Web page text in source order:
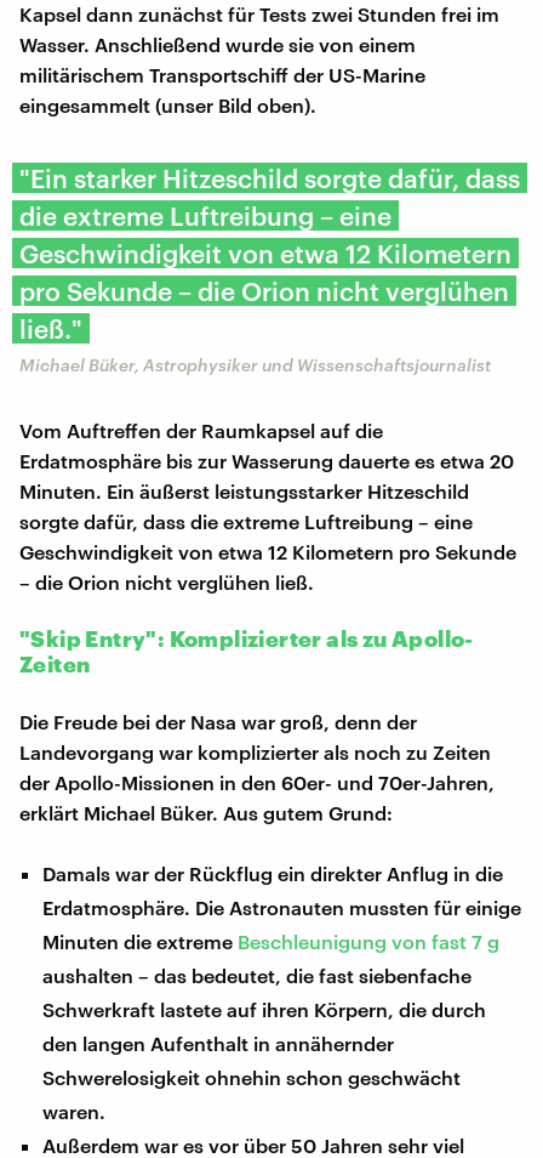
Kapsel dann zunächst für Tests zwei Stunden frei im
Wasser. Anschließend wurde sie von einem
militärischem Transportschiff der US-Marine
eingesammelt (unser Bild oben).
"Ein starker Hitzeschild sorgte dafür, dass
die extreme Luftreibung – eine
Geschwindigkeit von etwa 12 Kilometern
pro Sekunde – die Orion nicht verglühen
ließ."
Michael Büker, Astrophysiker und Wissenschaftsjournalist
Vom Auftreffen der Raumkapsel auf die
Erdatmosphäre bis zur Wasserung dauerte es etwa 20
Minuten. Ein äußerst leistungsstarker Hitzeschild
sorgte dafür, dass die extreme Luftreibung – eine
Geschwindigkeit von etwa 12 Kilometern pro Sekunde
– die Orion nicht verglühen ließ.
"Skip Entry": Komplizierter als zu Apollo-
Zeiten
Die Freude bei der Nasa war groß, denn der
Landevorgang war komplizierter als noch zu Zeiten
der Apollo-Missionen in den 60er- und 70er-Jahren,
erklärt Michael Büker. Aus gutem Grund:
Damals war der Rückflug ein direkter Anflug in die
Erdatmosphäre. Die Astronauten mussten für einige
Minuten die extreme Beschleunigung von fast 7 g
aushalten – das bedeutet, die fast siebenfache
Schwerkraft lastete auf ihren Körpern, die durch
den langen Aufenthalt in annähernder
Schwerelosigkeit ohnehin schon geschwächt
waren.
Außerdem war es vor über 50 Jahren sehr viel